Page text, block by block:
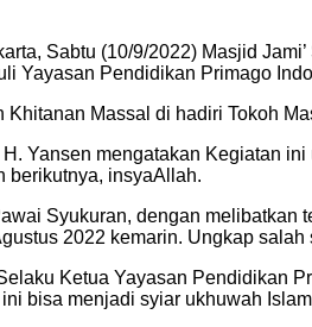
Sabtu (10/9/2022) Masjid
Yayasan Pendidikan Primago
Khitanan Massal di hadiri Tokoh
Yansen mengatakan Kegiatan
berikutnya, insyaAllah.
Syukuran, dengan melibatkan
2022 kemarin. Ungkap
Ketua Yayasan Pendidikan
bisa menjadi syiar ukhuwah